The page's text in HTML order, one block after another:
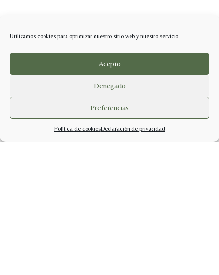
Utilizamos cookies para optimizar nuestro sitio web y nuestro servicio.
Acepto
Denegado
Preferencias
Política de cookiesDeclaración de privacidad